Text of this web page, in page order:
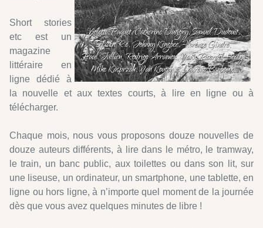
Short stories
etc est un
magazine
littéraire en
ligne dédié à
la nouvelle et aux textes courts, à lire en ligne ou à
télécharger.
Chaque mois, nous vous proposons douze nouvelles de
douze auteurs différents, à lire dans le métro, le tramway,
le train, un banc public, aux toilettes ou dans son lit, sur
une liseuse, un ordinateur, un smartphone, une tablette, en
ligne ou hors ligne, à n’importe quel moment de la journée
dès que vous avez quelques minutes de libre !